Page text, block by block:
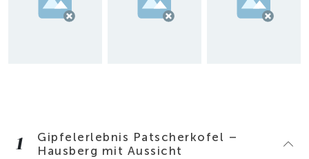
1
Gipfelerlebnis Patscherkofel –
Hausberg mit Aussicht